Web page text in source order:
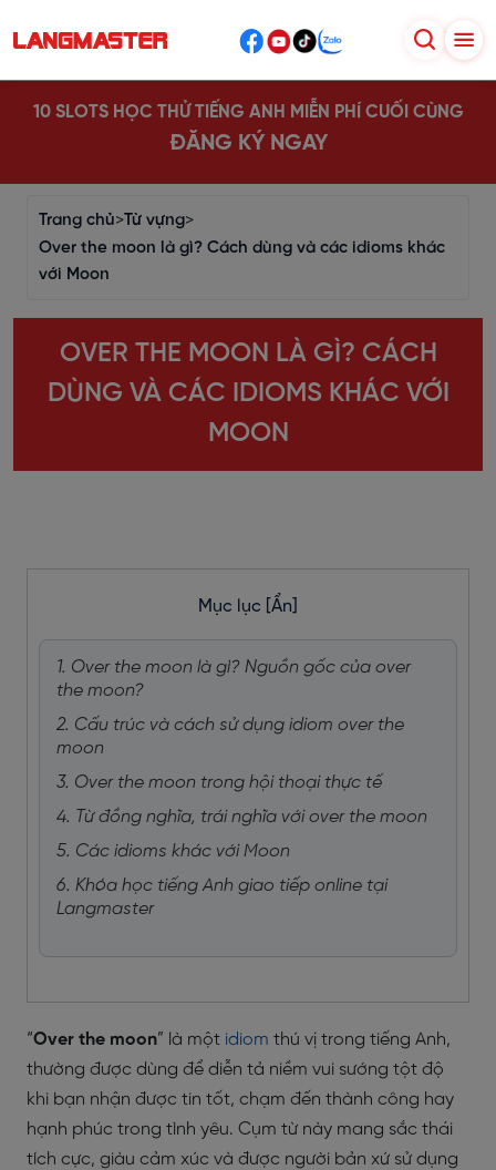
10 SLOTS HỌC THỬ TIẾNG ANH MIỄN PHÍ CUỐI CÙNG
ĐĂNG KÝ NGAY
Trang chủ>Từ vựng>
Over the moon là gì? Cách dùng và các idioms khác
với Moon
OVER THE MOON LÀ GÌ? CÁCH
DÙNG VÀ CÁC IDIOMS KHÁC VỚI
MOON
Mục lục [Ẩn]
1. Over the moon là gì? Nguồn gốc của over
the moon?
2. Cấu trúc và cách sử dụng idiom over the
moon
3. Over the moon trong hội thoại thực tế
4. Từ đồng nghĩa, trái nghĩa với over the moon
5. Các idioms khác với Moon
6. Khóa học tiếng Anh giao tiếp online tại
Langmaster
“Over the moon” là một idiom thú vị trong tiếng Anh,
thường được dùng để diễn tả niềm vui sướng tột độ
khi bạn nhận được tin tốt, chạm đến thành công hay
hạnh phúc trong tình yêu. Cụm từ này mang sắc thái
tích cực, giàu cảm xúc và được người bản xứ sử dụng